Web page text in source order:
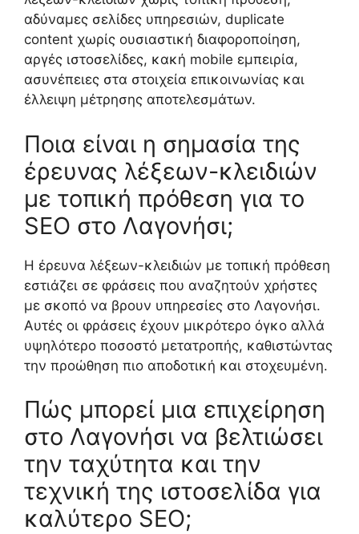
αδύναμες σελίδες υπηρεσιών, duplicate
content χωρίς ουσιαστική διαφοροποίηση,
αργές ιστοσελίδες, κακή mobile εμπειρία,
ασυνέπειες στα στοιχεία επικοινωνίας και
έλλειψη μέτρησης αποτελεσμάτων.
Ποια είναι η σημασία της
έρευνας λέξεων-κλειδιών
με τοπική πρόθεση για το
SEO στο Λαγονήσι;
Η έρευνα λέξεων-κλειδιών με τοπική πρόθεση
εστιάζει σε φράσεις που αναζητούν χρήστες
με σκοπό να βρουν υπηρεσίες στο Λαγονήσι.
Αυτές οι φράσεις έχουν μικρότερο όγκο αλλά
υψηλότερο ποσοστό μετατροπής, καθιστώντας
την προώθηση πιο αποδοτική και στοχευμένη.
Πώς μπορεί μια επιχείρηση
στο Λαγονήσι να βελτιώσει
την ταχύτητα και την
τεχνική της ιστοσελίδα για
καλύτερο SEO;